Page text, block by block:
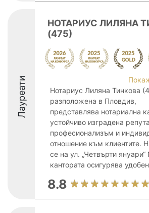
Лауреати
НОТАРИУС ЛИЛЯНА
(475)
Нотариус Лиляна Тинкова
разположена в Пловдив,
представлява нотариална
устойчиво изградена
професионализъм и
отношение към клиентите.
се на ул. „Четвърти
кантората осигурява
8.8